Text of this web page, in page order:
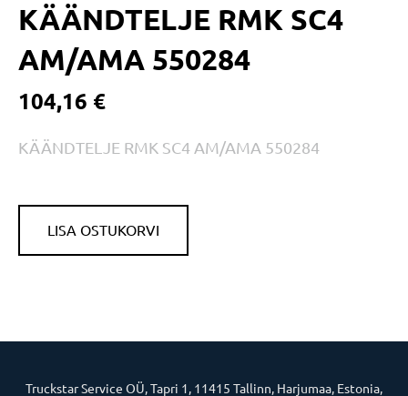
KÄÄNDTELJE RMK SC4
AM/AMA 550284
104,16 €
KÄÄNDTELJE RMK SC4 AM/AMA 550284
LISA OSTUKORVI
Truckstar Service OÜ, Tapri 1, 11415 Tallinn, Harjumaa, Estonia,